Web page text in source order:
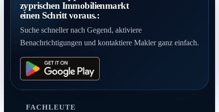
zyprischen Immobilienmarkt
einen Schritt voraus.:
Suche schneller nach Gegend, aktiviere
Benachrichtigungen und kontaktiere Makler ganz einfach.
FACHLEUTE